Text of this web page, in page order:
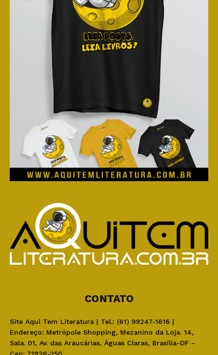
CONTATO
Site Aqui Tem Literatura | Tel.: (61) 99247-1616 |
Endereço: Metrópole Shopping, Mezanino da Loja. 14,
Sala. 01, Av. das Araucárias, Águas Claras, Brasília-DF -
Cep: 71936-250